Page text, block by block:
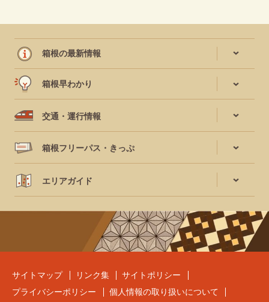
箱根の最新情報
箱根早わかり
交通・運行情報
箱根フリーパス・きっぷ
エリアガイド
サイトマップ リンク集
サイトポリシー
プライバシーポリシー
個人情報の取り扱いについて